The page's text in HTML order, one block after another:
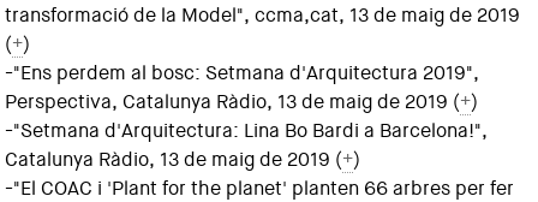
transformació de la Model", ccma,cat, 13 de maig de 2019
(+)
-"Ens perdem al bosc: Setmana d'Arquitectura 2019",
Perspectiva, Catalunya Ràdio, 13 de maig de 2019 (+)
-"Setmana d'Arquitectura: Lina Bo Bardi a Barcelona!",
Catalunya Ràdio, 13 de maig de 2019 (+)
-"El COAC i 'Plant for the planet' planten 66 arbres per fer